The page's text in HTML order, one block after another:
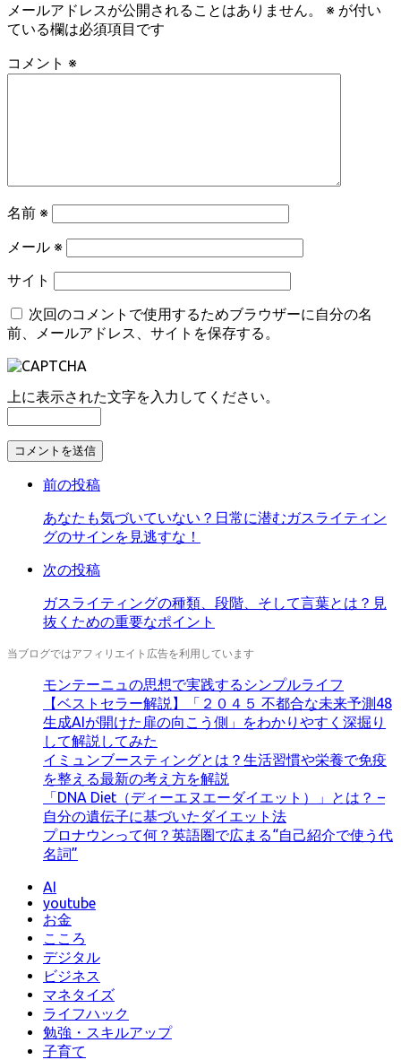
メールアドレスが公開されることはありません。 ※ が付い
ている欄は必須項目です
コメント ※
名前 ※
メール ※
サイト
次回のコメントで使用するためブラウザーに自分の名
前、メールアドレス、サイトを保存する。
上に表示された文字を入力してください。
コ
メ
す
る
前の投稿
あなたも気づいていない？日常に潜むガスライティン
グのサインを見逃すな！
次の投稿
ガスライティングの種類、段階、そして言葉とは？見
抜くための重要なポイント
当ブログではアフィリエイト広告を利用しています
モンテーニュの思想で実践するシンプルライフ
【ベストセラー解説】「２０４５ 不都合な未来予測48
生成AIが開けた扉の向こう側」をわかりやすく深掘り
して解説してみた
イミュンブースティングとは？生活習慣や栄養で免疫
を整える最新の考え方を解説
「DNA Diet（ディーエヌエーダイエット）」とは？ –
自分の遺伝子に基づいたダイエット法
プロナウンって何？英語圏で広まる“自己紹介で使う代
名詞”
AI
youtube
お金
こころ
デジタル
ビジネス
マネタイズ
ライフハック
勉強・スキルアップ
子育て